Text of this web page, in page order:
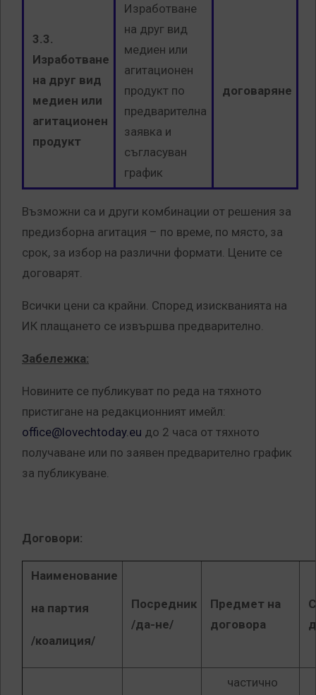
3.3.
Изработване
на друг вид
медиен или
агитационен
продукт
Изработване
на друг вид
медиен или
агитационен
продукт по
предварителна
заявка и
съгласуван
график
договаряне
Възможни са и други комбинации от решения за
предизборна агитация – по време, по място, за
срок, за избор на различни формати. Цените се
договарят.
Всички цени са крайни. Според изискванията на
ИК плащането се извършва предварително.
Забележка:
Новините се публикуват по реда на тяхното
пристигане на редакционният имейл:
office@lovechtoday.eu до 2 часа от тяхното
получаване или по заявен предварително график
за публикуване.
Договори:
Наименование
на партия
/коалиция/
Посредник
/да-не/
Предмет на
договора
частично